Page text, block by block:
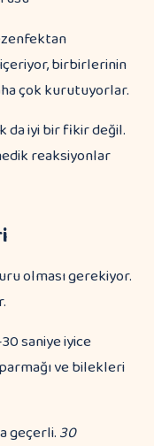
birbirlerinin
çok kurutuyorlar.
da iyi bir fikir değil.
reaksiyonlar
olması gerekiyor.
saniye iyice
ve bilekleri
geçerli.30